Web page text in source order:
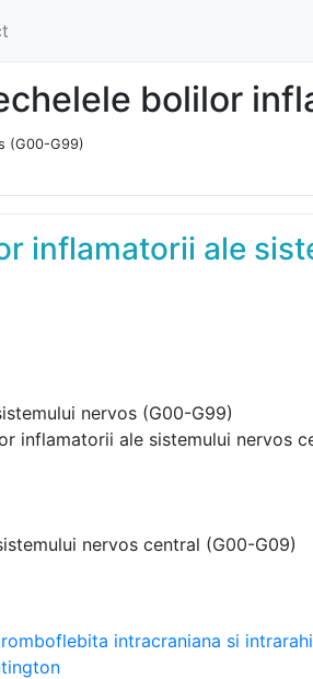
bolilor
(G00-G99)
inflamatorii ale
nervos (G00-G99)
inflamatorii ale sistemului nervos
nervos central (G00-G09)
intracraniana si